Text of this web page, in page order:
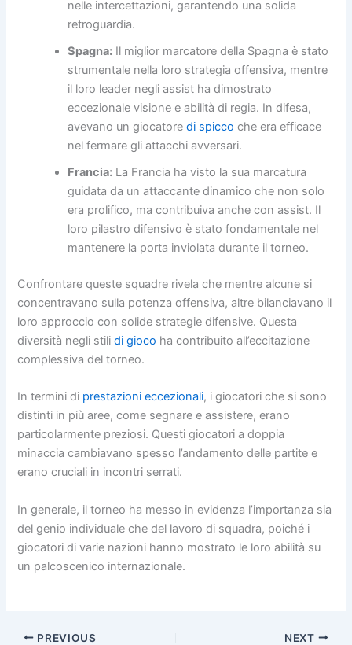
nelle intercettazioni, garantendo una solida
retroguardia.
Spagna: Il miglior marcatore della Spagna è stato
strumentale nella loro strategia offensiva, mentre
il loro leader negli assist ha dimostrato
eccezionale visione e abilità di regia. In difesa,
avevano un giocatoredi spicco che era efficace
nel fermare gli attacchi avversari.
Francia: La Francia ha visto la sua marcatura
guidata da un attaccante dinamico che non solo
era prolifico, ma contribuiva anche con assist. Il
loro pilastro difensivo è stato fondamentale nel
mantenere la porta inviolata durante il torneo.
Confrontare queste squadre rivela che mentre alcune si
concentravano sulla potenza offensiva, altre bilanciavano il
loro approccio con solide strategie difensive. Questa
diversità negli stilidi gioco ha contribuito all’eccitazione
complessiva del torneo.
In termini di prestazioni eccezionali, i giocatori che si sono
distinti in più aree, come segnare e assistere, erano
particolarmente preziosi. Questi giocatori a doppia
minaccia cambiavano spesso l’andamento delle partite e
erano cruciali in incontri serrati.
In generale, il torneo ha messo in evidenza l’importanza sia
del genio individuale che del lavoro di squadra, poiché i
giocatori di varie nazioni hanno mostrato le loro abilità su
un palcoscenico internazionale.
PREVIOUS NEXT